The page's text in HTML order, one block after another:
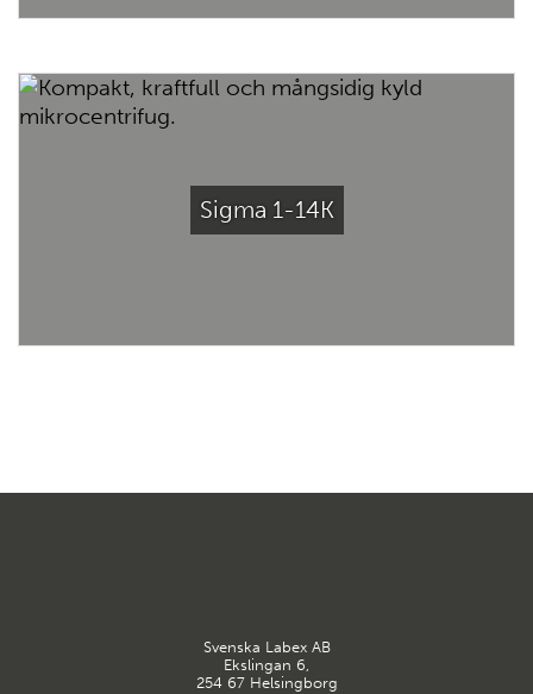
Sigma 1-14K
Svenska Labex AB
Ekslingan 6,
254 67 Helsingborg